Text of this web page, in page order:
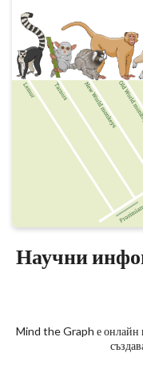
Научни
Mind the Graph е онлайн